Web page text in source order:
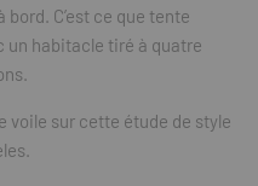
C’est ce que tente
un habitacle tiré à quatre
voile sur cette étude de style